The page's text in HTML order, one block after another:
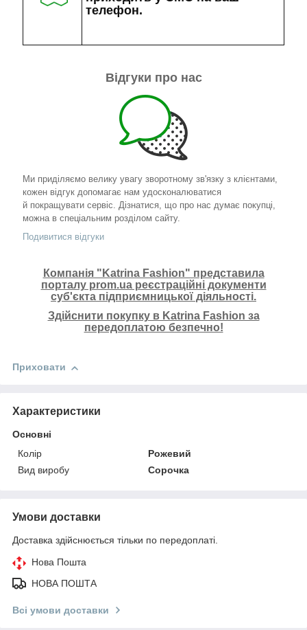
телефон.
Відгуки про нас
Ми приділяємо велику увагу зворотному зв'язку з клієнтами,
кожен відгук допомагає нам удосконалюватися
й покращувати сервіс. Дізнатися, що про нас думає покупці,
можна в спеціальним розділом сайту.
Подивитися відгуки
Компанія "Katrina Fashion" представила
порталу prom.ua реєстраційні документи
суб'єкта підприємницької діяльності.
Здійснити покупку в Katrina Fashion за
передоплатою безпечно!
Приховати
Характеристики
Основні
Колір
Рожевий
Вид виробу
Сорочка
Умови доставки
Доставка здійснюється тільки по передоплаті.
Нова Пошта
НОВА ПОШТА
Всі умови доставки